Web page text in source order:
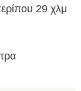
29 χλμ